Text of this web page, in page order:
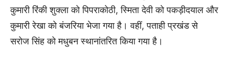
कुमारी रिंकी शुक्ला को पिपराकोठी, स्मिता देवी को पकड़ीदयाल और
कुमारी रेखा को बंजरिया भेजा गया है। वहीं, पताही प्रखंड से
सरोज सिंह को मधुबन स्थानांतरित किया गया है।